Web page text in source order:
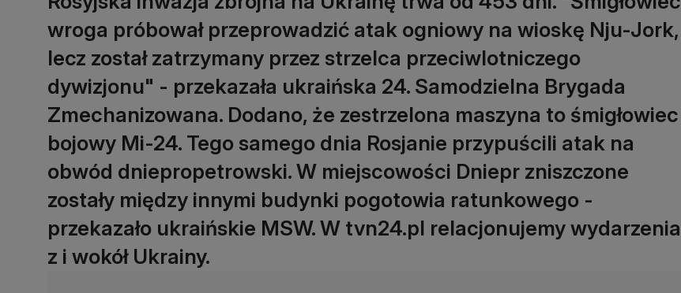
wroga próbował przeprowadzić atak ogniowy na wioskę Nju-Jork,
lecz został zatrzymany przez strzelca przeciwlotniczego
dywizjonu" - przekazała ukraińska 24. Samodzielna Brygada
Zmechanizowana. Dodano, że zestrzelona maszyna to śmigłowiec
bojowy Mi-24. Tego samego dnia Rosjanie przypuścili atak na
obwód dniepropetrowski. W miejscowości Dniepr zniszczone
zostały między innymi budynki pogotowia ratunkowego -
przekazało ukraińskie MSW. W tvn24.pl relacjonujemy wydarzenia
z i wokół Ukrainy.